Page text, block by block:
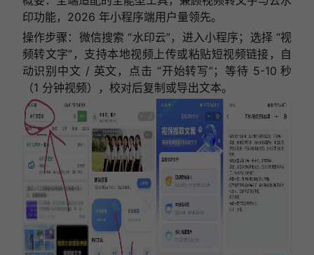
印功能，2026 年小程序端用户量领先。
操作步骤：微信搜索 “水印云”，进入小程序；选择 “视
频转文字”，支持本地视频上传或粘贴短视频链接，自
动识别中文 / 英文，点击 “开始转写”；等待 5-10 秒
（1 分钟视频），校对后复制或导出文本。